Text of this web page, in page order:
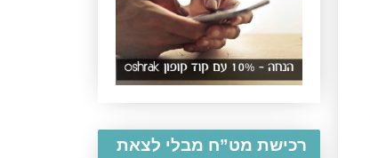
רכישת מט”ח מבלי לצאת